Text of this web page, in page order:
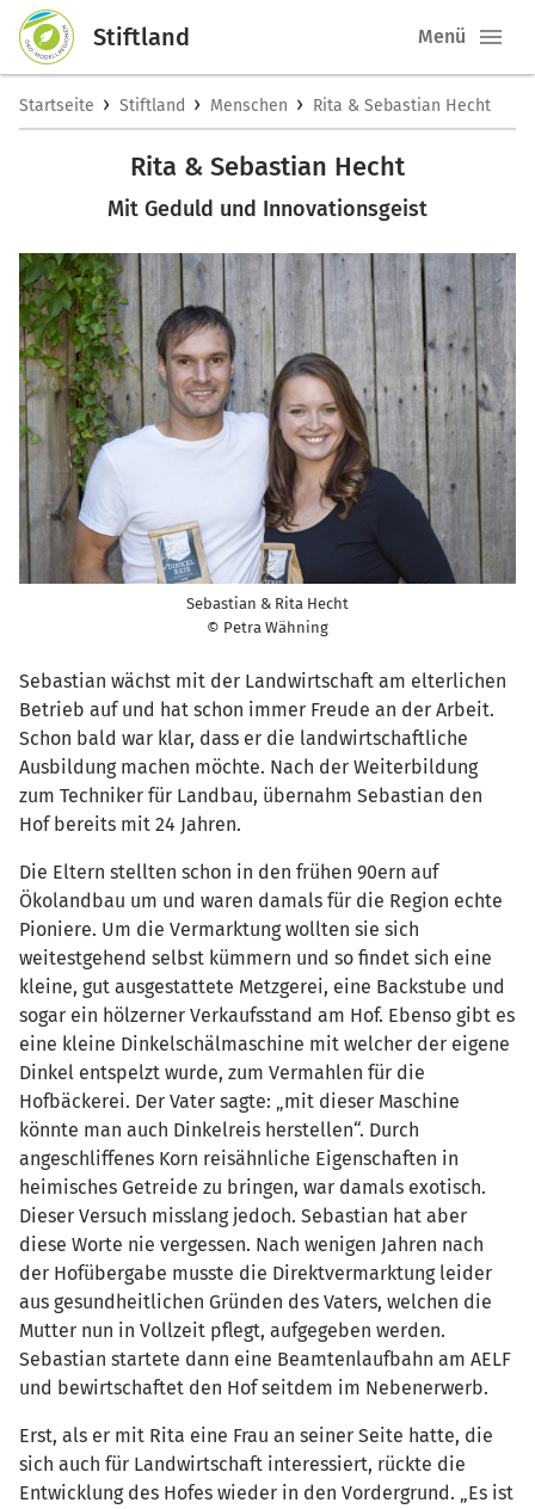
Stiftland Menü
Startseite › Stiftland › Menschen › Rita & Sebastian Hecht
Rita & Sebastian Hecht
Mit Geduld und Innovationsgeist
Sebastian & Rita Hecht
© Petra Wähning
Sebastian wächst mit der Landwirtschaft am elterlichen
Betrieb auf und hat schon immer Freude an der Arbeit.
Schon bald war klar, dass er die landwirtschaftliche
Ausbildung machen möchte. Nach der Weiterbildung
zum Techniker für Landbau, übernahm Sebastian den
Hof bereits mit 24 Jahren.
Die Eltern stellten schon in den frühen 90ern auf
Ökolandbau um und waren damals für die Region echte
Pioniere. Um die Vermarktung wollten sie sich
weitestgehend selbst kümmern und so findet sich eine
kleine, gut ausgestattete Metzgerei, eine Backstube und
sogar ein hölzerner Verkaufsstand am Hof. Ebenso gibt es
eine kleine Dinkelschälmaschine mit welcher der eigene
Dinkel entspelzt wurde, zum Vermahlen für die
Hofbäckerei. Der Vater sagte: „mit dieser Maschine
könnte man auch Dinkelreis herstellen“. Durch
angeschliffenes Korn reisähnliche Eigenschaften in
heimisches Getreide zu bringen, war damals exotisch.
Dieser Versuch misslang jedoch. Sebastian hat aber
diese Worte nie vergessen. Nach wenigen Jahren nach
der Hofübergabe musste die Direktvermarktung leider
aus gesundheitlichen Gründen des Vaters, welchen die
Mutter nun in Vollzeit pflegt, aufgegeben werden.
Sebastian startete dann eine Beamtenlaufbahn am AELF
und bewirtschaftet den Hof seitdem im Nebenerwerb.
Erst, als er mit Rita eine Frau an seiner Seite hatte, die
sich auch für Landwirtschaft interessiert, rückte die
Entwicklung des Hofes wieder in den Vordergrund. „Es ist